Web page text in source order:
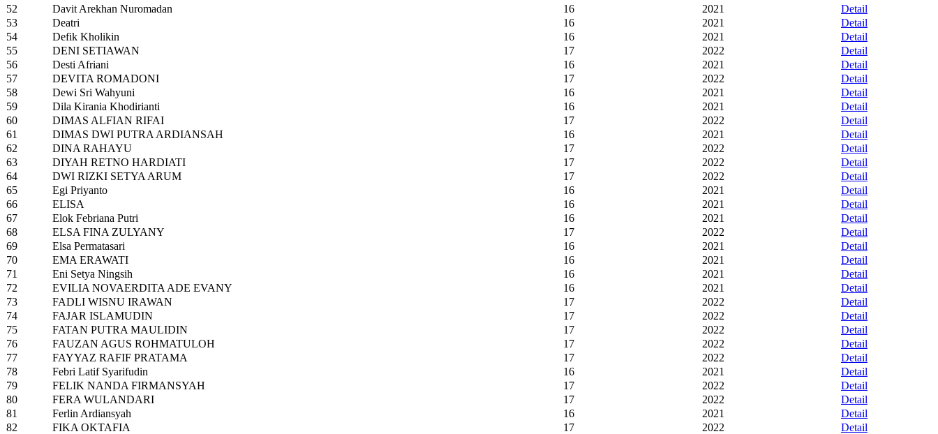
52
Davit Arekhan Nuromadan 16 2021
Detail
53
Deatri 16 2021
Detail
54
Defik Kholikin 16 2021
Detail
55
DENI SETIAWAN 17 2022
Detail
56
Desti Afriani 16 2021
Detail
57
DEVITA ROMADONI 17 2022
Detail
58
Dewi Sri Wahyuni 16 2021
Detail
59
Dila Kirania Khodirianti 16 2021
Detail
60
DIMAS ALFIAN RIFAI 17 2022
Detail
61
DIMAS DWI PUTRA ARDIANSAH 16 2021
Detail
62
DINA RAHAYU 17 2022
Detail
63
DIYAH RETNO HARDIATI 17 2022
Detail
64
DWI RIZKI SETYA ARUM 17 2022
Detail
65
Egi Priyanto 16 2021
Detail
66
ELISA 16 2021
Detail
67
Elok Febriana Putri 16 2021
Detail
68
ELSA FINA ZULYANY 17 2022
Detail
69
Elsa Permatasari 16 2021
Detail
70
EMA ERAWATI 16 2021
Detail
71
Eni Setya Ningsih 16 2021
Detail
72
EVILIA NOVAERDITA ADE EVANY 16 2021
Detail
73
FADLI WISNU IRAWAN 17 2022
Detail
74
FAJAR ISLAMUDIN 17 2022
Detail
75
FATAN PUTRA MAULIDIN 17 2022
Detail
76
FAUZAN AGUS ROHMATULOH 17 2022
Detail
77
FAYYAZ RAFIF PRATAMA 17 2022
Detail
78
Febri Latif Syarifudin 16 2021
Detail
79
FELIK NANDA FIRMANSYAH 17 2022
Detail
80
FERA WULANDARI 17 2022
Detail
81
Ferlin Ardiansyah 16 2021
Detail
82
FIKA OKTAFIA 17 2022
Detail